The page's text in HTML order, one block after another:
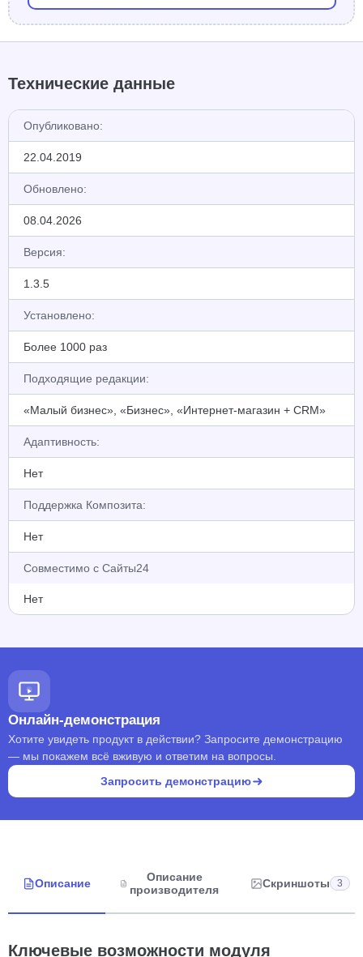
Технические данные
Опубликовано:
22.04.2019
Обновлено:
08.04.2026
Версия:
1.3.5
Установлено:
Более 1000 раз
Подходящие редакции:
«Малый бизнес», «Бизнес», «Интернет-магазин + CRM»
Адаптивность:
Нет
Поддержка Композита:
Нет
Совместимо с Сайты24
Нет
Онлайн-демонстрация
Хотите увидеть продукт в действии? Запросите демонстрацию
— мы покажем всё вживую и ответим на вопросы.
Запросить демонстрацию
Описание
Описание
производителя
Скриншоты 3
Ключевые возможности модуля